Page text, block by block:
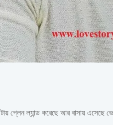
প্লেন ল্যান্ড করেছে আর বাসায় এসেছে